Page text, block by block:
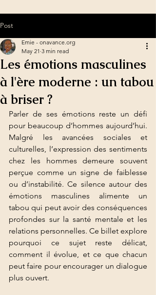
Post
Les émotions masculines
à l'ère moderne : un tabou
à briser ?
Emie - onavance.org
May 21 3 min read
Parler de ses émotions reste un défi
pour beaucoup d’hommes aujourd’hui.
Malgré les avancées sociales et
culturelles, l’expression des sentiments
chez les hommes demeure souvent
perçue comme un signe de faiblesse
ou d’instabilité. Ce silence autour des
émotions masculines alimente un
tabou qui peut avoir des conséquences
profondes sur la santé mentale et les
relations personnelles. Ce billet explore
pourquoi ce sujet reste délicat,
comment il évolue, et ce que chacun
peut faire pour encourager un dialogue
plus ouvert.